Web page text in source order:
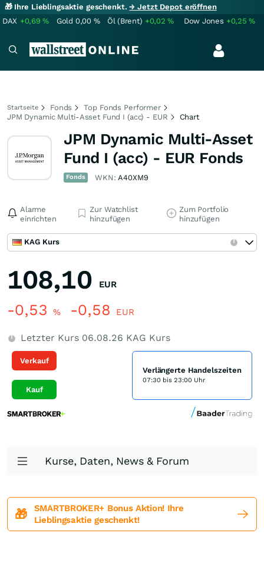
🎁 Ihre Lieblingsaktie geschenkt.→ Jetzt Depot eröffnen
DAX +0,69% Gold 0,00 % Öl (Brent) +0,02% Dow Jones +0,25%
Startseite Fonds
Top Fonds Performer
JPM Dynamic Multi-Asset Fund I (acc) - EUR
Chart
JPM Dynamic Multi-Asset
Fund I (acc) - EUR Fonds
Fonds WKN:A40XM9
Alarme
einrichten
Zur Watchlist
hinzufügen
Zum Portfolio
hinzufügen
KAG Kurs
108,10 EUR
-0,53 % -0,58 EUR
Letzter Kurs 06.08.26 KAG Kurs
Verkauf
Kauf
Verlängerte Handelszeiten
07:30 bis 23:00 Uhr
Kurse, Daten, News & Forum
🎁
SMARTBROKER+ Bonus Aktion! Ihre
Lieblingsaktie geschenkt!